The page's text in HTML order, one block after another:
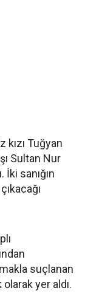
kızı Tuğyan
Sultan Nur
İki sanığın
suçlanan
yer aldı.